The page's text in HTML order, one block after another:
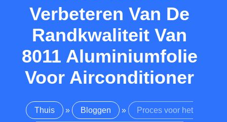
Verbeteren Van De
Randkwaliteit Van
8011 Aluminiumfolie
Voor Airconditioner
Thuis » Bloggen » Proces voor het